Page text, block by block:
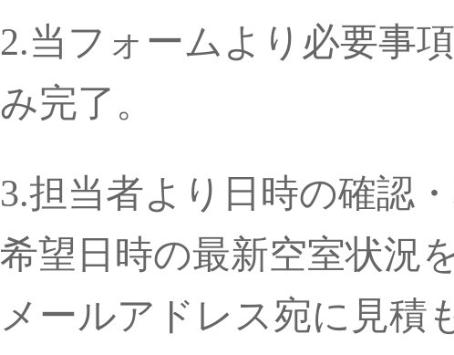
2.当フォームより必要事
み完了。
3.担当者より日時の確認
希望日時の最新空室状況
メールアドレス宛に見積